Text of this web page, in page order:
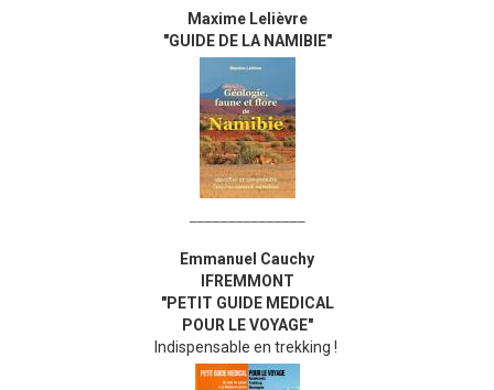
Maxime Lelièvre
"GUIDE DE LA NAMIBIE"
Emmanuel Cauchy
IFREMMONT
"PETIT GUIDE MEDICAL
POUR LE VOYAGE"
Indispensable en trekking !